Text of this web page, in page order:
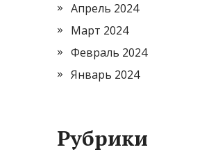
Апрель 2024
Март 2024
Февраль 2024
Январь 2024
Рубрики